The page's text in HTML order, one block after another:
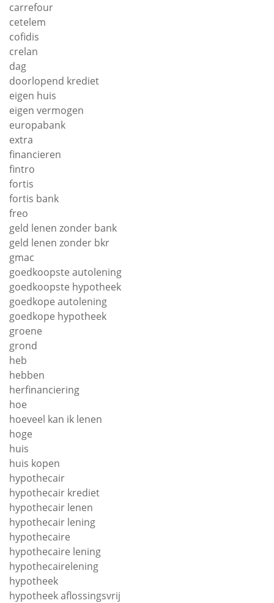
carrefour
cetelem
cofidis
crelan
dag
doorlopend krediet
eigen huis
eigen vermogen
europabank
extra
financieren
fintro
fortis
fortis bank
freo
geld lenen zonder bank
geld lenen zonder bkr
gmac
goedkoopste autolening
goedkoopste hypotheek
goedkope autolening
goedkope hypotheek
groene
grond
heb
hebben
herfinanciering
hoe
hoeveel kan ik lenen
hoge
huis
huis kopen
hypothecair
hypothecair krediet
hypothecair lenen
hypothecair lening
hypothecaire
hypothecaire lening
hypothecairelening
hypotheek
hypotheek aflossingsvrij